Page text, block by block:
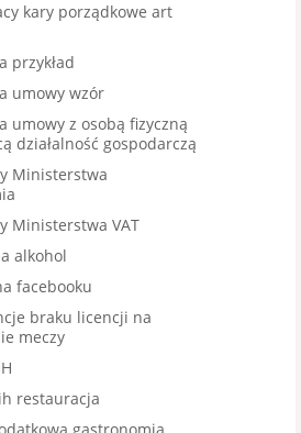
kary porządkowe art
przykład
umowy wzór
umowy z osobą fizyczną
działalność gospodarczą
Ministerstwa
Ministerstwa VAT
alkohol
facebooku
braku licencji na
meczy
restauracja